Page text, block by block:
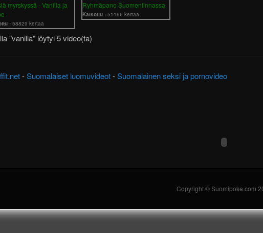
myrskyssä - Vanilla ja
:58829 kertaa
Ryhmäpano Suomenlinnassa
Katsottu :51166 kertaa
"vanilla" löytyi 5 video(ta)
-Suomalaiset luomuvideot-Suomalainen seksi ja pornovideo
Copyright © Suomipoke.com